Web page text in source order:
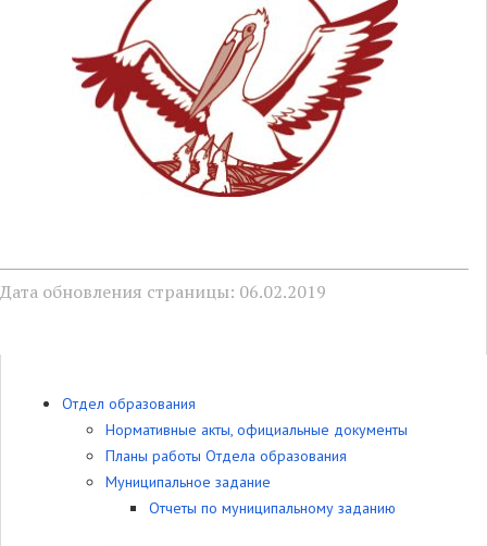
Дата обновления страницы: 06.02.2019
Отдел образования
Нормативные акты, официальные документы
Планы работы Отдела образования
Муниципальное задание
Отчеты по муниципальному заданию